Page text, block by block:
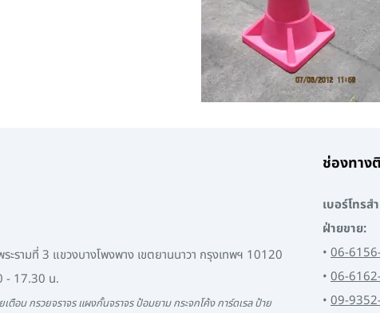
รามที่ 3 แขวงบางโพงพาง เขตยานนาวา กรุงเทพฯ 10120
- 17.30 น.
ตือน กรวยจราจร แผงกั้นจราจร ป้อมยาม กระจกโค้ง การ์ดเรล ป้าย
ช่องทาง
เบอร์โทรส
ฝ่ายขาย:
• 06-
• 06-
• 09-